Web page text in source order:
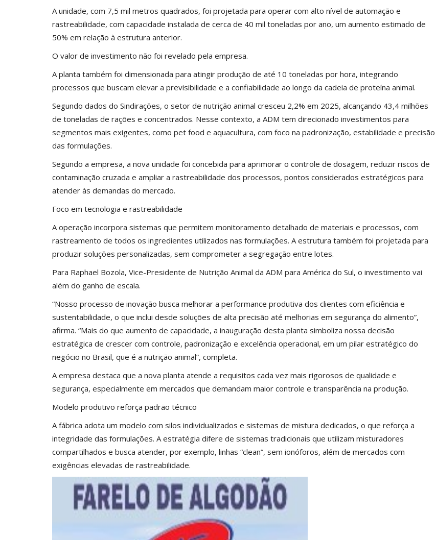
A unidade, com 7,5 mil metros quadrados, foi projetada para operar com alto nível de automação e
rastreabilidade, com capacidade instalada de cerca de 40 mil toneladas por ano, um aumento estimado de
50% em relação à estrutura anterior.
O valor de investimento não foi revelado pela empresa.
A planta também foi dimensionada para atingir produção de até 10 toneladas por hora, integrando
processos que buscam elevar a previsibilidade e a confiabilidade ao longo da cadeia de proteína animal.
Segundo dados do Sindirações, o setor de nutrição animal cresceu 2,2% em 2025, alcançando 43,4 milhões
de toneladas de rações e concentrados. Nesse contexto, a ADM tem direcionado investimentos para
segmentos mais exigentes, como pet food e aquacultura, com foco na padronização, estabilidade e precisão
das formulações.
Segundo a empresa, a nova unidade foi concebida para aprimorar o controle de dosagem, reduzir riscos de
contaminação cruzada e ampliar a rastreabilidade dos processos, pontos considerados estratégicos para
atender às demandas do mercado.
Foco em tecnologia e rastreabilidade
A operação incorpora sistemas que permitem monitoramento detalhado de materiais e processos, com
rastreamento de todos os ingredientes utilizados nas formulações. A estrutura também foi projetada para
produzir soluções personalizadas, sem comprometer a segregação entre lotes.
Para Raphael Bozola, Vice-Presidente de Nutrição Animal da ADM para América do Sul, o investimento vai
além do ganho de escala.
“Nosso processo de inovação busca melhorar a performance produtiva dos clientes com eficiência e
sustentabilidade, o que inclui desde soluções de alta precisão até melhorias em segurança do alimento”,
afirma. “Mais do que aumento de capacidade, a inauguração desta planta simboliza nossa decisão
estratégica de crescer com controle, padronização e excelência operacional, em um pilar estratégico do
negócio no Brasil, que é a nutrição animal”, completa.
A empresa destaca que a nova planta atende a requisitos cada vez mais rigorosos de qualidade e
segurança, especialmente em mercados que demandam maior controle e transparência na produção.
Modelo produtivo reforça padrão técnico
A fábrica adota um modelo com silos individualizados e sistemas de mistura dedicados, o que reforça a
integridade das formulações. A estratégia difere de sistemas tradicionais que utilizam misturadores
compartilhados e busca atender, por exemplo, linhas “clean”, sem ionóforos, além de mercados com
exigências elevadas de rastreabilidade.